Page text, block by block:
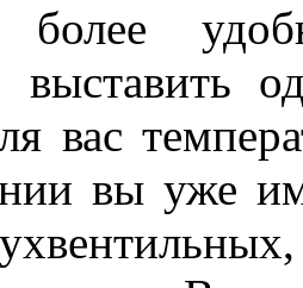
более
выставить
вас
вы уже